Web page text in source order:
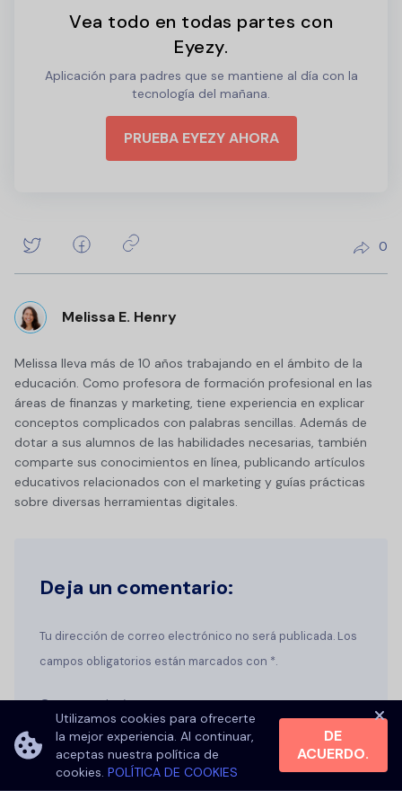
Vea todo en todas partes con
Eyezy.
Aplicación para padres que se mantiene al día con la
tecnología del mañana.
PRUEBA EYEZY AHORA
0
Melissa E. Henry
Melissa lleva más de 10 años trabajando en el ámbito de la
educación. Como profesora de formación profesional en las
áreas de finanzas y marketing, tiene experiencia en explicar
conceptos complicados con palabras sencillas. Además de
dotar a sus alumnos de las habilidades necesarias, también
comparte sus conocimientos en línea, publicando artículos
educativos relacionados con el marketing y guías prácticas
sobre diversas herramientas digitales.
Deja un comentario:
Tu dirección de correo electrónico no será publicada. Los
campos obligatorios están marcados con *.
Comentario*
Utilizamos cookies para ofrecerte
la mejor experiencia. Al continuar,
aceptas nuestra política de
cookies.POLÍTICA DE COOKIES
DE
ACUERDO.